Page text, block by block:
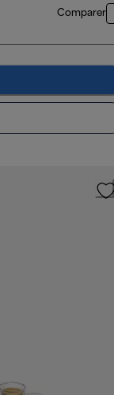
Comparer